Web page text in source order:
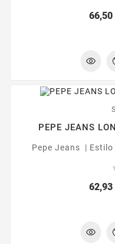
66,50
PEPE JEANS
Pepe Jeans |
62,93